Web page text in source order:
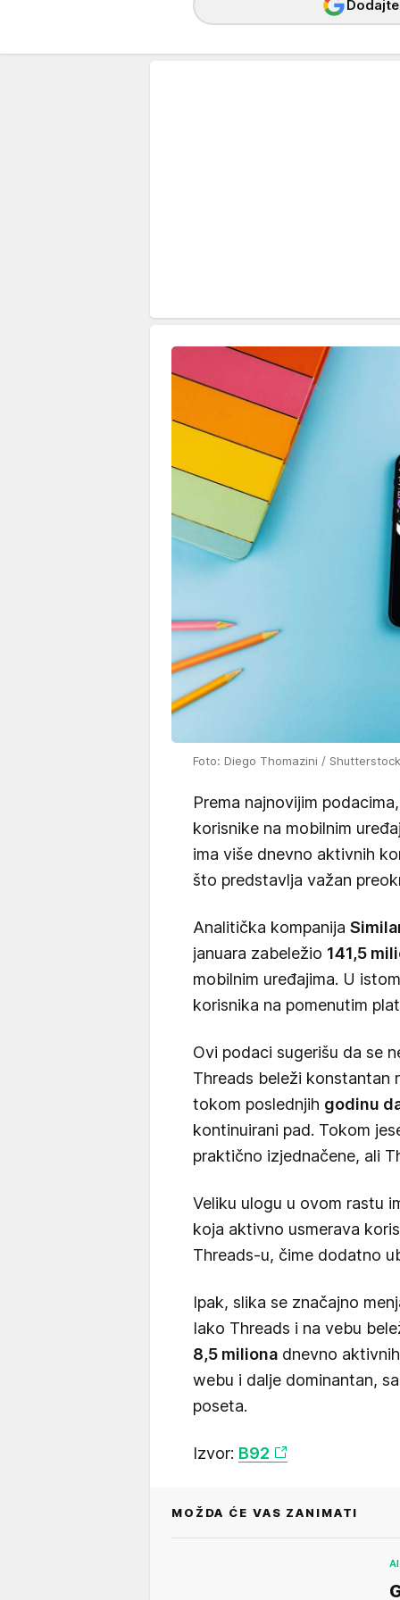
Foto: Diego Thomazini /
Prema najnovijim podacima,
korisnike na mobilnim
ima više dnevno aktivnih
što predstavlja važan
Analitička kompanija
januara zabeležio 141,5
mobilnim uređajima. U
korisnika na pomenutim
Ovi podaci sugerišu da se
Threads beleži konstantan
tokom poslednjih godinu
kontinuirani pad. Tokom
praktično izjednačene, ali
Veliku ulogu u ovom rastu
koja aktivno usmerava
Threads-u, čime dodatno
Ipak, slika se značajno
Iako Threads i na vebu
8,5 miliona dnevno
webu i dalje dominantan,
poseta.
Izvor: B92
MOŽDA ĆE VAS ZANIMATI
AI